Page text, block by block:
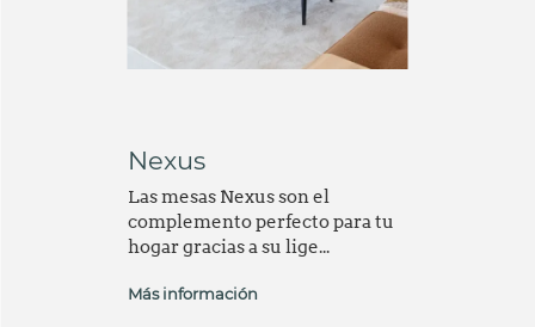
Nexus
Las mesas Nexus son el
complemento perfecto para tu
hogar gracias a su lige...
Más información